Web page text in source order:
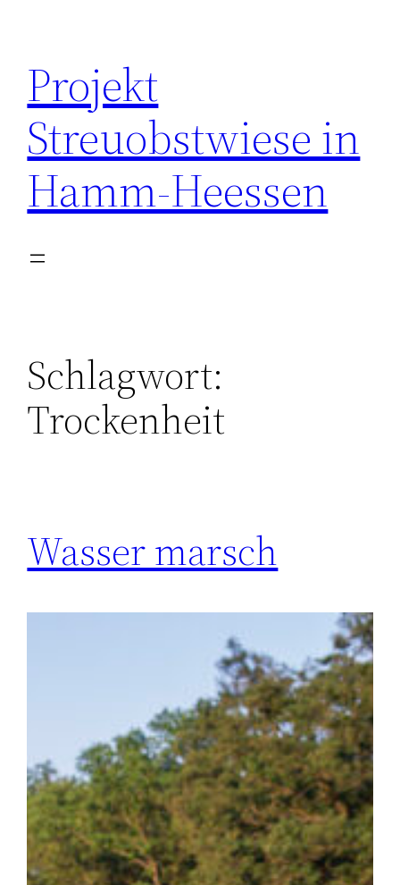
springen
Projekt
Streuobstwiese in
Hamm-Heessen
Schlagwort:
Trockenheit
Wasser marsch